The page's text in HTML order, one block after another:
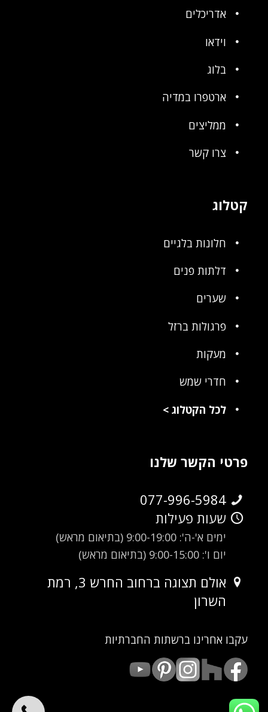
אדריכלים
וידאו
בלוג
ארטפרו במדיה
ממליצים
צרו קשר
קטלוג
חלונות בלגיים
דלתות פנים
שערים
פרגולות ברזל
מעקות
חדרי שמש
לכל הקטלוג>
פרטי הקשר שלנו
077-996-5984
שעות פעילות
ימים א'-ה': 9:00-19:00 (בתיאום מראש)
יום ו': 9:00-15:00 (בתיאום מראש)
אולם תצוגה ברחוב החרש 3, רמת
השרון
עקבו אחרינו ברשתות החברתיות